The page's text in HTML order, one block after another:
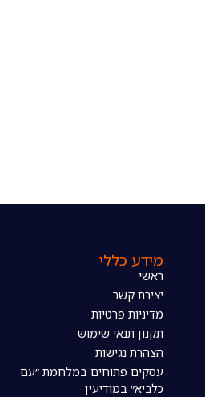
מידע כללי
ראשי
יצירת קשר
מדיניות פרטיות
תקנון תנאי שימוש
הצהרת נגישות
עסקים פתוחים במלחמת ״עם
כלביא״ במודיעין